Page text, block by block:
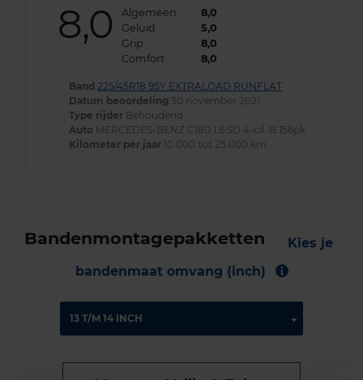
8,0 Algemeen
8,0
Geluid
5,0
Grip
8,0
Comfort
8,0
Band 225/45R18 95Y EXTRALOAD RUNFLAT
Datum beoordeling 30 november 2021
Type rijder Behoudend
Auto MERCEDES-BENZ C180 1.6 SD 4-cil. B 156pk
Kilometer per jaar 10.000 tot 25.000 km
Bandenmontagepakketten
Kies je
bandenmaat omvang (inch)